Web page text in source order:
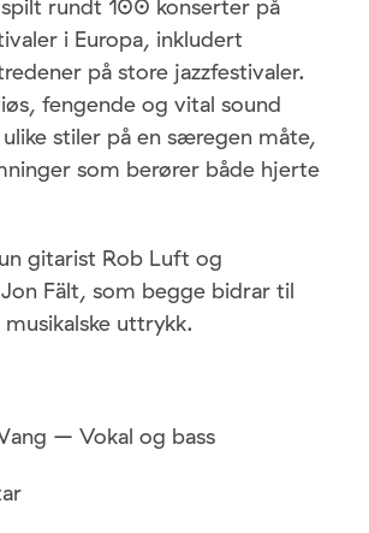
rundt 100 konserter på
i Europa, inkludert
på store jazzfestivaler.
fengende og vital sound
stiler på en særegen måte,
som berører både hjerte
gitarist Rob Luft og
Fält, som begge bidrar til
uttrykk.
– Vokal og bass